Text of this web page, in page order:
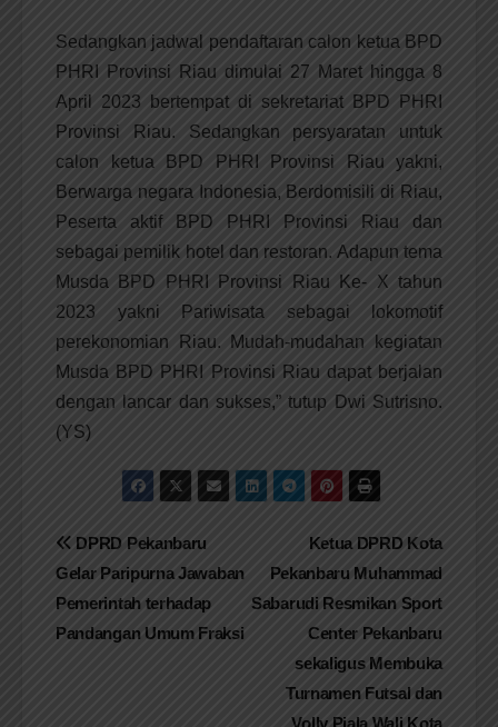
Sedangkan jadwal pendaftaran calon ketua BPD
PHRI Provinsi Riau dimulai 27 Maret hingga 8
April 2023 bertempat di sekretariat BPD PHRI
Provinsi Riau. Sedangkan persyaratan untuk
calon ketua BPD PHRI Provinsi Riau yakni,
Berwarga negara Indonesia, Berdomisili di Riau,
Peserta aktif BPD PHRI Provinsi Riau dan
sebagai pemilik hotel dan restoran. Adapun tema
Musda BPD PHRI Provinsi Riau Ke- X tahun
2023 yakni Pariwisata sebagai lokomotif
perekonomian Riau. Mudah-mudahan kegiatan
Musda BPD PHRI Provinsi Riau dapat berjalan
dengan lancar dan sukses,” tutup Dwi Sutrisno.
(YS)
Navigasi
pos
Ketua DPRD Kota
Pekanbaru Muhammad
Sabarudi Resmikan Sport
Center Pekanbaru
sekaligus Membuka
Turnamen Futsal dan
Volly Piala Wali Kota
DPRD Pekanbaru
Gelar Paripurna Jawaban
Pemerintah terhadap
Pandangan Umum Fraksi